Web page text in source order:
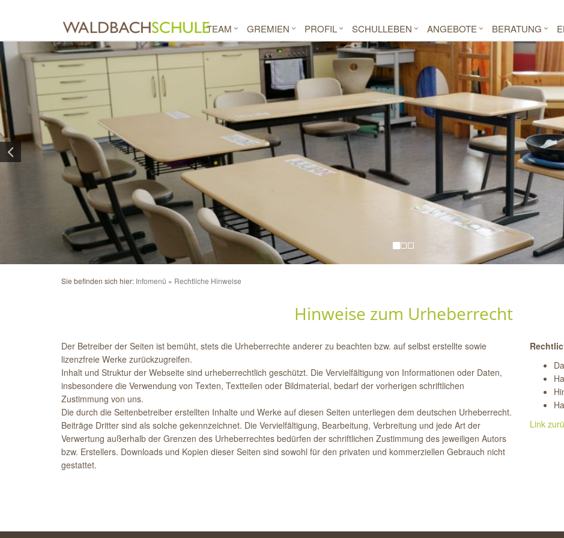
TEAM GREMIEN PROFIL SCHULLEBEN ANGEBOTE BERATUNG
Sie befinden sich hier: Infomenü Rechtliche Hinweise
Hinweise zum Urheberrecht
Der Betreiber der Seiten ist bemüht, stets die Urheberrechte anderer zu beachten bzw. auf selbst erstellte sowie
lizenzfreie Werke zurückzugreifen.
Inhalt und Struktur der Webseite sind urheberrechtlich geschützt. Die Vervielfältigung von Informationen oder Daten,
insbesondere die Verwendung von Texten, Textteilen oder Bildmaterial, bedarf der vorherigen schriftlichen
Zustimmung von uns.
Die durch die Seitenbetreiber erstellten Inhalte und Werke auf diesen Seiten unterliegen dem deutschen Urheberrecht.
Beiträge Dritter sind als solche gekennzeichnet. Die Vervielfältigung, Bearbeitung, Verbreitung und jede Art der
Verwertung außerhalb der Grenzen des Urheberrechtes bedürfen der schriftlichen Zustimmung des jeweiligen Autors
bzw. Erstellers. Downloads und Kopien dieser Seiten sind sowohl für den privaten und kommerziellen Gebrauch nicht
gestattet.
Link